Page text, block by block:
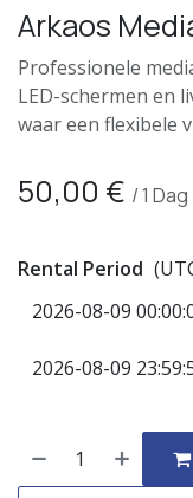
Arkaos
Professionele
LED-schermen en
waar een flexibele
50,00 € /1 Dag
Rental Period